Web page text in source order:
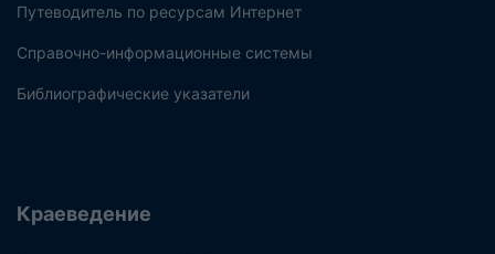
Путеводитель по ресурсам Интернет
Справочно-информационные системы
Библиографические указатели
Краеведение